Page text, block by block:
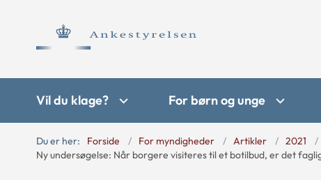
Vil du klage? For børn og unge
Du er her: Forside For myndigheder Artikler 2021
Ny undersøgelse: Når borgere visiteres til et botilbud, er det